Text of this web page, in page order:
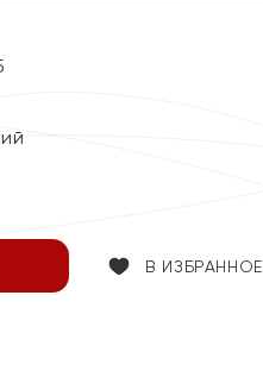
В ИЗБРАННОЕ